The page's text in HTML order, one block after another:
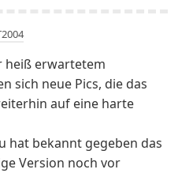
heiß erwartetem
sich neue Pics, die das
auf eine harte
hat bekannt gegeben das
Version noch vor